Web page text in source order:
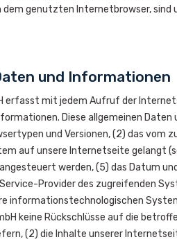
dem genutzten Internetbrowser,
und Informationen
erfasst mit jedem Aufruf der
Diese allgemeinen
und Versionen, (2) das
auf unsere Internetseite gelangt
werden, (5) das Datum
Provider des zugreifenden
informationstechnologischen
keine Rückschlüsse auf die
(2) die Inhalte unserer